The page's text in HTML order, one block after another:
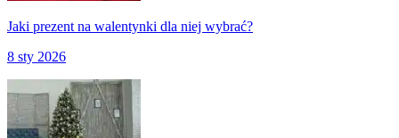
Jaki prezent na walentynki dla niej wybrać?
8 sty 2026